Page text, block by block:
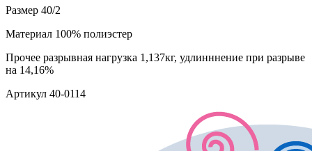
Размер 40/2
Материал 100% полиэстер
Прочее разрывная нагрузка 1,137кг, удлинннение при разрыве
на 14,16%
Артикул 40-0114